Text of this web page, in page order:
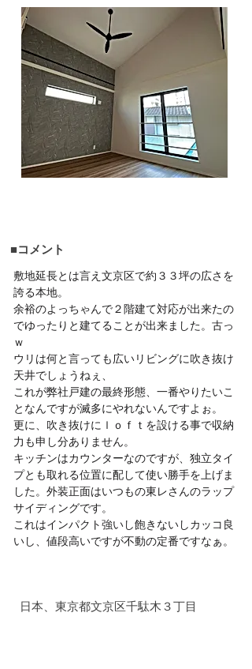
■コメント
敷地延長とは言え文京区で約３３坪の広さを
誇る本地。
余裕のよっちゃんで２階建て対応が出来たの
でゆったりと建てることが出来ました。古っ
ｗ
ウリは何と言っても広いリビングに吹き抜け
天井でしょうねぇ、
これが弊社戸建の最終形態、一番やりたいこ
となんですが滅多にやれないんですよぉ。
更に、吹き抜けにｌｏｆｔを設ける事で収納
力も申し分ありません。
キッチンはカウンターなのですが、独立タイ
プとも取れる位置に配して使い勝手を上げま
した。外装正面はいつもの東レさんのラップ
サイディングです。
これはインパクト強いし飽きないしカッコ良
いし、値段高いですが不動の定番ですなぁ。
日本、東京都文京区千駄木３丁目